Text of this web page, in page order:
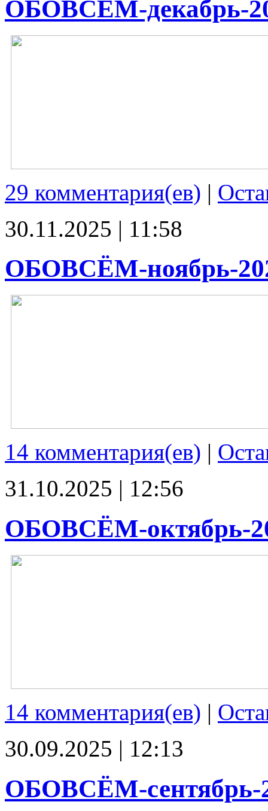
ОБОВСЁМ-декабрь-
29 комментария(ев) |
30.11.2025 | 11:58
ОБОВСЁМ-ноябрь-
14 комментария(ев) |
31.10.2025 | 12:56
ОБОВСЁМ-октябрь-
14 комментария(ев) |
30.09.2025 | 12:13
ОБОВСЁМ-сентябрь-